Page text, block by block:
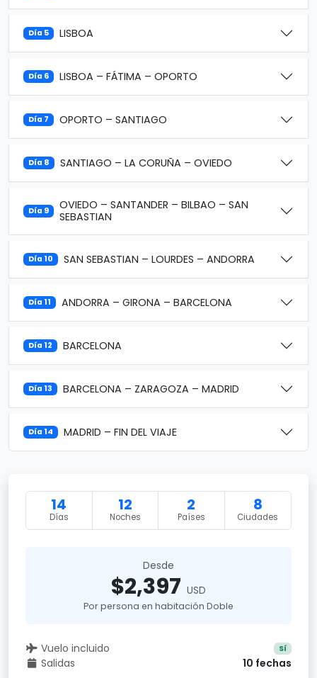
Día 5 LISBOA
Día 6 LISBOA – FÁTIMA – OPORTO
Día 7 OPORTO – SANTIAGO
Día 8 SANTIAGO – LA CORUÑA – OVIEDO
Día 9
OVIEDO – SANTANDER – BILBAO – SAN
SEBASTIAN
Día 10 SAN SEBASTIAN – LOURDES – ANDORRA
Día 11 ANDORRA – GIRONA – BARCELONA
Día 12 BARCELONA
Día 13 BARCELONA – ZARAGOZA – MADRID
Día 14 MADRID – FIN DEL VIAJE
14
Días
12
Noches
2
Países
8
Ciudades
Desde
$2,397 USD
Por persona en habitación Doble
Vuelo incluido Sí
Salidas 10 fechas